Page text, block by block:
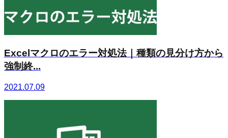
Excelマクロのエラー対処法｜種類の見分け方から
強制終...
2021.07.09